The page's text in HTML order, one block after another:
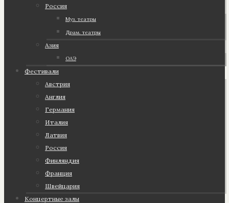
Россия
Муз. театры
Драм. театры
Азия
ОАЭ
Фестивали
Австрия
Англия
Германия
Италия
Латвия
Россия
Финляндия
Франция
Швейцария
Концертные залы